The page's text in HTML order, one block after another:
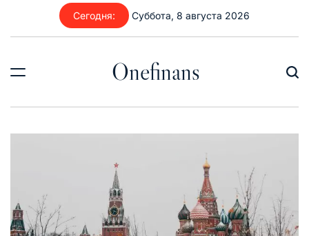
содержимому
Сегодня: Суббота, 8 августа 2026
Onefinans